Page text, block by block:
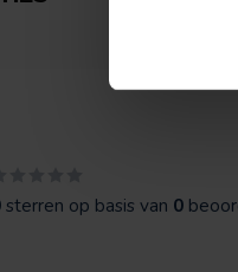
sterren op basis van 0